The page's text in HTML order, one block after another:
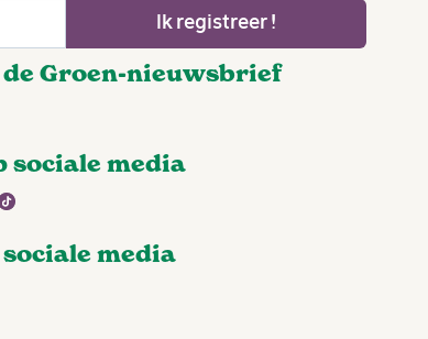
Ik registreer !
Groen-nieuwsbrief
sociale media
media